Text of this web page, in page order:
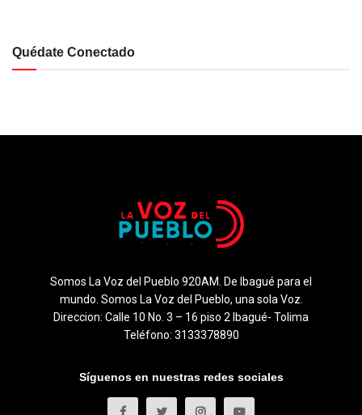
Quédate Conectado
Somos La Voz del Pueblo 920AM. De Ibagué para el
mundo. Somos La Voz del Pueblo, una sola Voz.
Direccion: Calle 10 No. 3 – 16 piso 2 Ibagué- Tolima
Teléfono: 3133378890
Síguenos en nuestras redes sociales